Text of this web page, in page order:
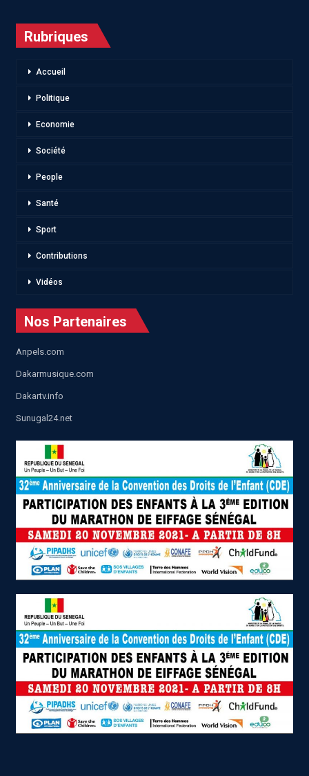
Rubriques
Accueil
Politique
Economie
Société
People
Santé
Sport
Contributions
Vidéos
Nos Partenaires
Anpels.com
Dakarmusique.com
Dakartv.info
Sunugal24.net